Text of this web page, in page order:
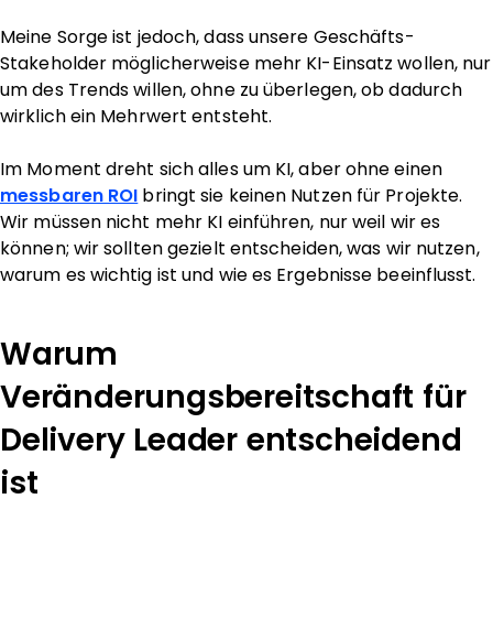
Meine Sorge ist jedoch, dass unsere Geschäfts-
Stakeholder möglicherweise mehr KI-Einsatz wollen, nur
um des Trends willen, ohne zu überlegen, ob dadurch
wirklich ein Mehrwert entsteht.
Im Moment dreht sich alles um KI, aber ohne einen
messbaren ROI bringt sie keinen Nutzen für Projekte.
Wir müssen nicht mehr KI einführen, nur weil wir es
können; wir sollten gezielt entscheiden, was wir nutzen,
warum es wichtig ist und wie es Ergebnisse beeinflusst.
Warum
Veränderungsbereitschaft für
Delivery Leader entscheidend
ist